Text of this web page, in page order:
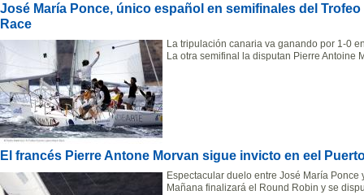
José María Ponce, único español en semifinales del Trofeo
Race
La tripulación canaria va ganando por 1-0
La otra semifinal la disputan Pierre Antoine
El francés Pierre Antone Morvan sigue invicto en eel
Espectacular duelo entre José María
Mañana finalizará el Round Robin y se